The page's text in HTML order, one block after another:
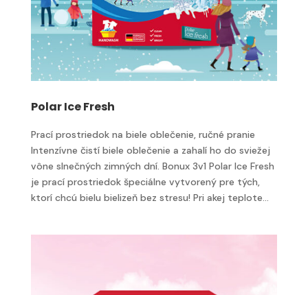
Polar Ice Fresh
Prací prostriedok na biele oblečenie, ručné pranie
Intenzívne čistí biele oblečenie a zahalí ho do sviežej
vône slnečných zimných dní. Bonux 3v1 Polar Ice Fresh
je prací prostriedok špeciálne vytvorený pre tých,
ktorí chcú bielu bielizeň bez stresu! Pri akej teplote...